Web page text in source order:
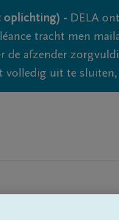
oplichting) - DELA
tracht men
afzender
uit te sluiten,